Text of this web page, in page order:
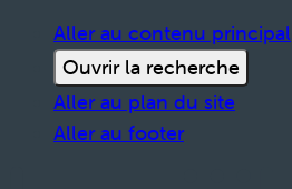
Aller au contenu principal
Ouvrir la recherche
Aller au plan du site
Aller au footer